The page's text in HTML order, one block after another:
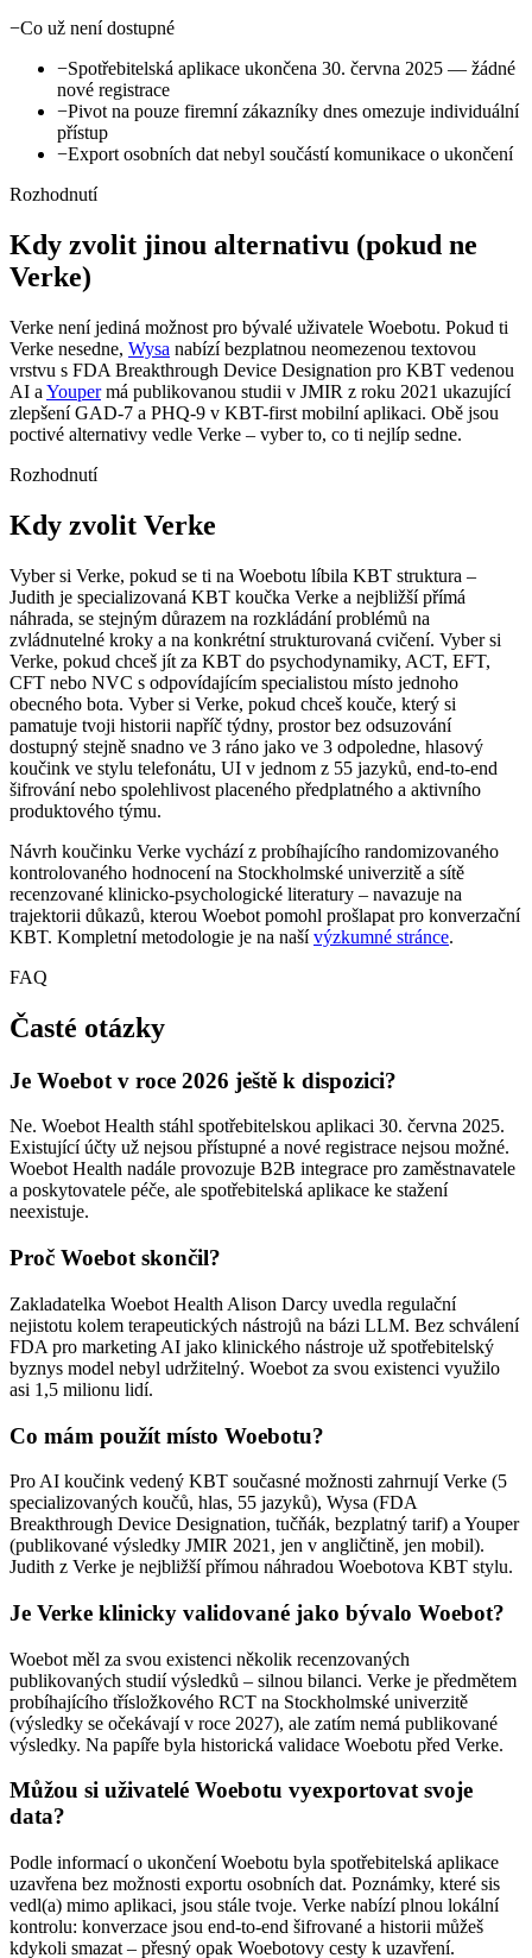
−Co už není dostupné
−Spotřebitelská aplikace ukončena 30. června 2025 — žádné
nové registrace
−Pivot na pouze firemní zákazníky dnes omezuje individuální
přístup
−Export osobních dat nebyl součástí komunikace o ukončení
Rozhodnutí
Kdy zvolit jinou alternativu (pokud ne
Verke)
Verke není jediná možnost pro bývalé uživatele Woebotu. Pokud ti
Verke nesedne, Wysa nabízí bezplatnou neomezenou textovou
vrstvu s FDA Breakthrough Device Designation pro KBT vedenou
AI a Youpermá publikovanou studii v JMIR z roku 2021 ukazující
zlepšení GAD-7 a PHQ-9 v KBT-first mobilní aplikaci. Obě jsou
poctivé alternativy vedle Verke – vyber to, co ti nejlíp sedne.
Rozhodnutí
Kdy zvolit Verke
Vyber si Verke, pokud se ti na Woebotu líbila KBT struktura –
Judith je specializovaná KBT koučka Verke a nejbližší přímá
náhrada, se stejným důrazem na rozkládání problémů na
zvládnutelné kroky a na konkrétní strukturovaná cvičení. Vyber si
Verke, pokud chceš jít za KBT do psychodynamiky, ACT, EFT,
CFT nebo NVC s odpovídajícím specialistou místo jednoho
obecného bota. Vyber si Verke, pokud chceš kouče, který si
pamatuje tvoji historii napříč týdny, prostor bez odsuzování
dostupný stejně snadno ve 3 ráno jako ve 3 odpoledne, hlasový
koučink ve stylu telefonátu, UI v jednom z 55 jazyků, end-to-end
šifrování nebo spolehlivost placeného předplatného a aktivního
produktového týmu.
Návrh koučinku Verke vychází z probíhajícího randomizovaného
kontrolovaného hodnocení na Stockholmské univerzitě a sítě
recenzované klinicko-psychologické literatury – navazuje na
trajektorii důkazů, kterou Woebot pomohl prošlapat pro konverzační
KBT. Kompletní metodologie je na našívýzkumné stránce.
FAQ
Časté otázky
Je Woebot v roce 2026 ještě k dispozici?
Ne. Woebot Health stáhl spotřebitelskou aplikaci 30. června 2025.
Existující účty už nejsou přístupné a nové registrace nejsou možné.
Woebot Health nadále provozuje B2B integrace pro zaměstnavatele
a poskytovatele péče, ale spotřebitelská aplikace ke stažení
neexistuje.
Proč Woebot skončil?
Zakladatelka Woebot Health Alison Darcy uvedla regulační
nejistotu kolem terapeutických nástrojů na bázi LLM. Bez schválení
FDA pro marketing AI jako klinického nástroje už spotřebitelský
byznys model nebyl udržitelný. Woebot za svou existenci využilo
asi 1,5 milionu lidí.
Co mám použít místo Woebotu?
Pro AI koučink vedený KBT současné možnosti zahrnují Verke (5
specializovaných koučů, hlas, 55 jazyků), Wysa (FDA
Breakthrough Device Designation, tučňák, bezplatný tarif) a Youper
(publikované výsledky JMIR 2021, jen v angličtině, jen mobil).
Judith z Verke je nejbližší přímou náhradou Woebotova KBT stylu.
Je Verke klinicky validované jako bývalo Woebot?
Woebot měl za svou existenci několik recenzovaných
publikovaných studií výsledků – silnou bilanci. Verke je předmětem
probíhajícího třísložkového RCT na Stockholmské univerzitě
(výsledky se očekávají v roce 2027), ale zatím nemá publikované
výsledky. Na papíře byla historická validace Woebotu před Verke.
Můžou si uživatelé Woebotu vyexportovat svoje
data?
Podle informací o ukončení Woebotu byla spotřebitelská aplikace
uzavřena bez možnosti exportu osobních dat. Poznámky, které sis
vedl(a) mimo aplikaci, jsou stále tvoje. Verke nabízí plnou lokální
kontrolu: konverzace jsou end-to-end šifrované a historii můžeš
kdykoli smazat – přesný opak Woebotovy cesty k uzavření.